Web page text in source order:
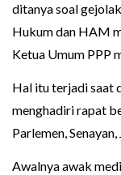
ditanya soal
Hukum dan HAM
Ketua Umum PPP
Hal itu terjadi saat
menghadiri rapat
Parlemen,
Awalnya awak